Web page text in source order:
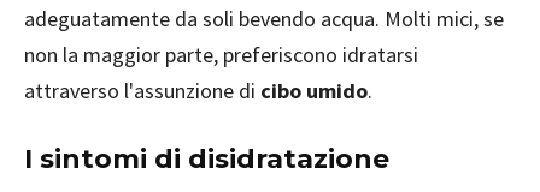
adeguatamente da soli bevendo acqua. Molti mici, se
non la maggior parte, preferiscono idratarsi
attraverso l'assunzione di cibo umido.
I sintomi di disidratazione